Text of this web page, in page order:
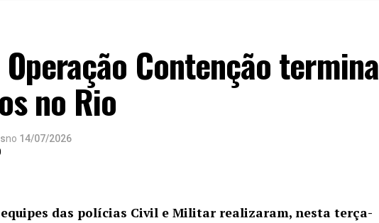
Contenção termina
no Rio
no 14/07/2026
equipes das polícias Civil e Militar realizaram, nesta terça-